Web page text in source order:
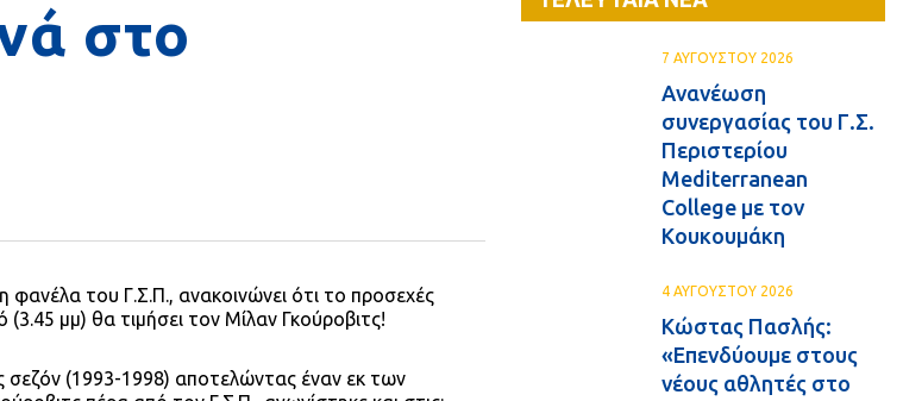
στο
του Γ.Σ.Π., ανακοινώνει ότι το προσεχές
μμ) θα τιμήσει τον Μίλαν Γκούροβιτς!
σεζόν (1993-1998) αποτελώντας έναν εκ των
7 ΑΥΓΟΥΣΤΟΥ 2026
Ανανέωση
συνεργασίας του Γ.Σ.
Περιστερίου
Mediterranean
College με τον
Κουκουμάκη
4 ΑΥΓΟΥΣΤΟΥ 2026
Κώστας Πασλής:
«Επενδύουμε στους
νέους αθλητές στο